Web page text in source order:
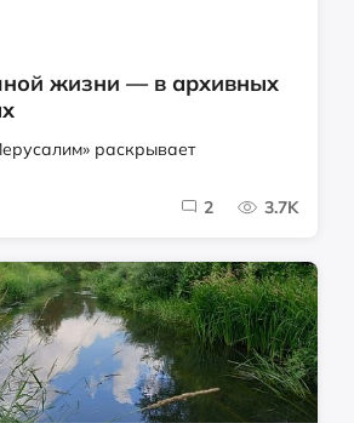
жизни — в архивных
раскрывает
2 3.7K